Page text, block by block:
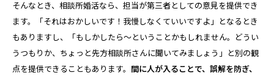
そんなとき、相談所婚活なら、担当が第三者としての意見を提供でき
ます。「それはおかしいです！我慢しなくていいですよ」となるとき
もありますし、「もしかしたら～ということかもしれません。どうい
うつもりか、ちょっと先方相談所さんに聞いてみましょう」と別の観
点を提供できることもあります。 間に人が入ることで、誤解を防ぎ、